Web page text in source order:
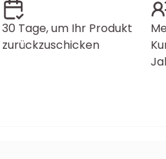
30 Tage, um Ihr Produkt
zurückzuschicken